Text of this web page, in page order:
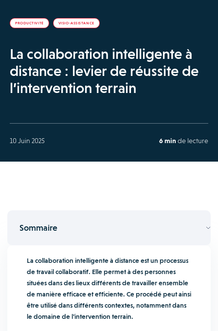
PRODUCTIVITÉ VISIO-ASSISTANCE
La collaboration intelligente à
distance : levier de réussite de
l’intervention terrain
10 Juin 2025 6 min de lecture
Sommaire
La collaboration intelligente à distance est un processus
de travail collaboratif. Elle permet à des personnes
situées dans des lieux différents de travailler ensemble
de manière efficace et efficiente. Ce procédé peut ainsi
être utilisé dans différents contextes, notamment dans
le domaine de l’intervention terrain.